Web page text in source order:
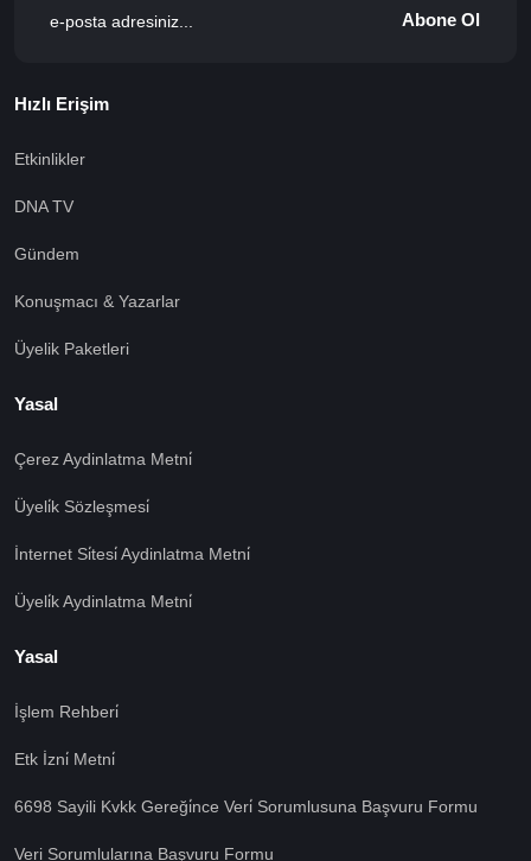
Abone Ol
Hızlı Erişim
Etkinlikler
DNA TV
Gündem
Konuşmacı & Yazarlar
Üyelik Paketleri
Yasal
Çerez Aydinlatma Metni̇
Üyeli̇k Sözleşmesi̇
İnternet Si̇tesi̇ Aydinlatma Metni̇
Üyeli̇k Aydinlatma Metni̇
Yasal
İşlem Rehberi̇
Etk İzni̇ Metni̇
6698 Sayili Kvkk Gereği̇nce Veri̇ Sorumlusuna Başvuru Formu
Veri Sorumlularına Başvuru Formu
🍪 Çerez Kullanıyoruz!
Sizlere daha iyi hizmet vermek amacı ile gizliliğe uygun
şekilde çerezler kullanmaktayız. Çerezleri nasıl
kullandığımızı öğrenmek için çerez politikamızı